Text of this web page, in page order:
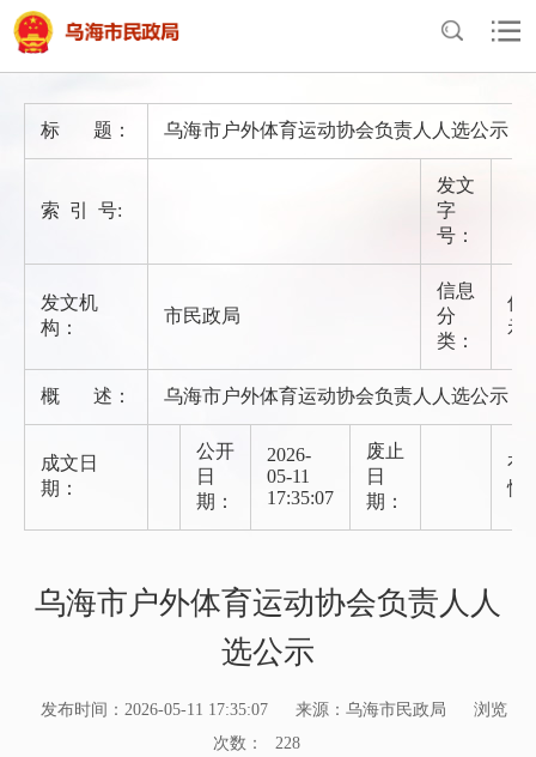
首页
标 题： 乌海市户外体育运动协会负责人人选公示
索 引 号:
发文
字
号：
发文机
构：
市民政局
信息
分
类：
信
示
概 述： 乌海市户外体育运动协会负责人人选公示
成文日
期：
公开
日
期：
2026-
05-11
17:35:07
废止
日
期：
有
性
乌海市户外体育运动协会负责人人
选公示
发布时间：2026-05-11 17:35:07 来源：乌海市民政局
浏览
次数：
228